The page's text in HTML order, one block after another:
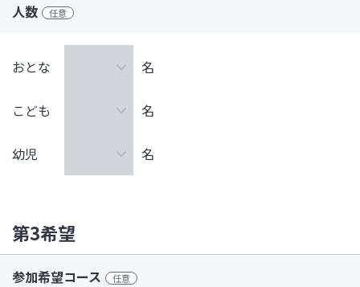
人数 任意
おとな 名
こども 名
幼児 名
第3希望
参加希望コース 任意